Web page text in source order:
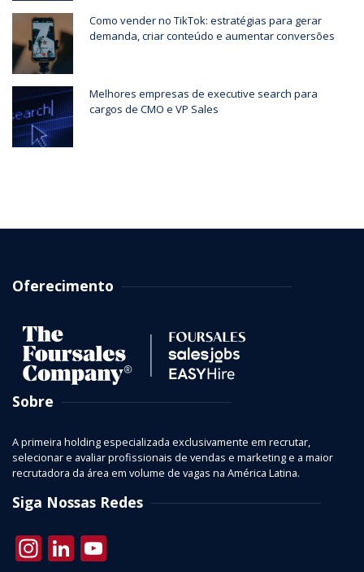
Como vender no TikTok: estratégias para gerar
demanda, criar conteúdo e aumentar conversões
Melhores empresas de executive search para
cargos de CMO e VP Sales
Oferecimento
Sobre
A primeira holding especializada exclusivamente em recrutar,
selecionar e avaliar profissionais de vendas e marketing e a maior
recrutadora da área em volume de vagas na América Latina.
Siga Nossas Redes
Instagram
LinkedIn